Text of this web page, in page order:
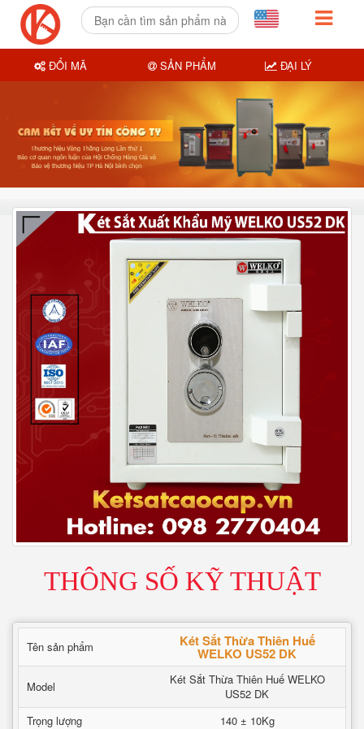
THÔNG SỐ KỸ THUẬT
Tên sản phẩm Két Sắt Thừa Thiên Huế
WELKO US52 DK
Model
Két Sắt Thừa Thiên Huế WELKO
US52 DK
Trọng lượng
140 ± 10Kg
ĐỔI MÃ SẢN PHẨM ĐẠI LÝ